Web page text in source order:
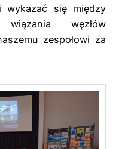
wykazać się między
węzłów
zespołowi za